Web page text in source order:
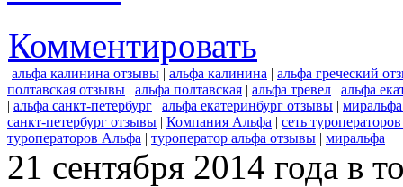
Комментировать
альфа калинина отзывы | альфа калинина | альфа греческий
полтавская отзывы | альфа полтавская | альфа тревел | альфа
| альфа санкт-петербург | альфа екатеринбург отзывы |
санкт-петербург отзывы | Компания Альфа | сеть
туроператоров Альфа | туроператор альфа отзывы | миральфа
21 сентября 2014 года в